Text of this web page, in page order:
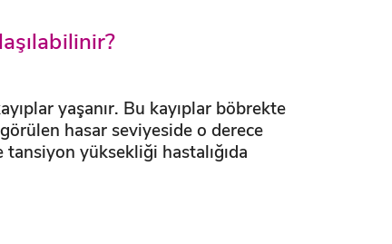
yaşanır. Bu kayıplar böbrekte
hasar seviyeside o derece
yüksekliği hastalığıda